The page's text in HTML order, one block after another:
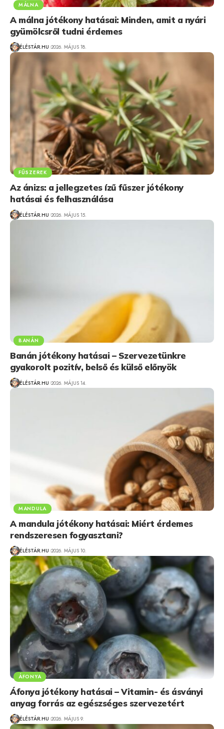
MÁLNA
A málna jótékony hatásai: Minden, amit a nyári
gyümölcsről tudni érdemes
ÉLÉSTÁR.HU 2026. MÁJUS 18.
FŰSZEREK
Az ánizs: a jellegzetes ízű fűszer jótékony
hatásai és felhasználása
ÉLÉSTÁR.HU 2026. MÁJUS 15.
BANÁN
Banán jótékony hatásai – Szervezetünkre
gyakorolt pozitív, belső és külső előnyök
ÉLÉSTÁR.HU 2026. MÁJUS 14.
MANDULA
A mandula jótékony hatásai: Miért érdemes
rendszeresen fogyasztani?
ÉLÉSTÁR.HU 2026. MÁJUS 10.
ÁFONYA
Áfonya jótékony hatásai – Vitamin- és ásványi
anyag forrás az egészséges szervezetért
ÉLÉSTÁR.HU 2026. MÁJUS 9.